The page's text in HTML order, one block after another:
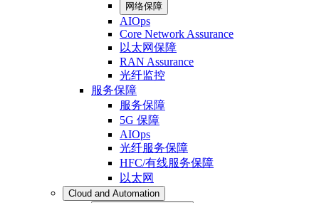
网络保障
AIOps
Core Network Assurance
以太网保障
RAN Assurance
光纤监控
服务保障
服务保障
5G 保障
AIOps
光纤服务保障
HFC/有线服务保障
以太网
Cloud and Automation